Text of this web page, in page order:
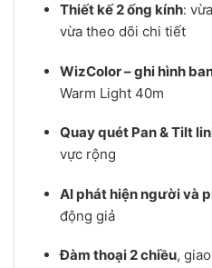
Thiết kế 2 ống kính:
vừa theo dõi chi tiết
WizColor – ghi hình
Warm Light 40m
Quay quét Pan & Tilt
vực rộng
AI phát hiện người và
động giả
Đàm thoại 2 chiều,